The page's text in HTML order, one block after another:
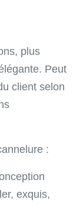
plus
Peut
client selon
:
exquis,